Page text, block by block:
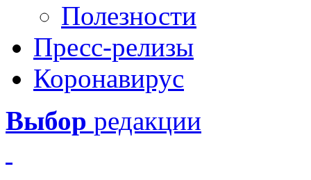
Полезности
Пресс-релизы
Коронавирус
Выбор редакции